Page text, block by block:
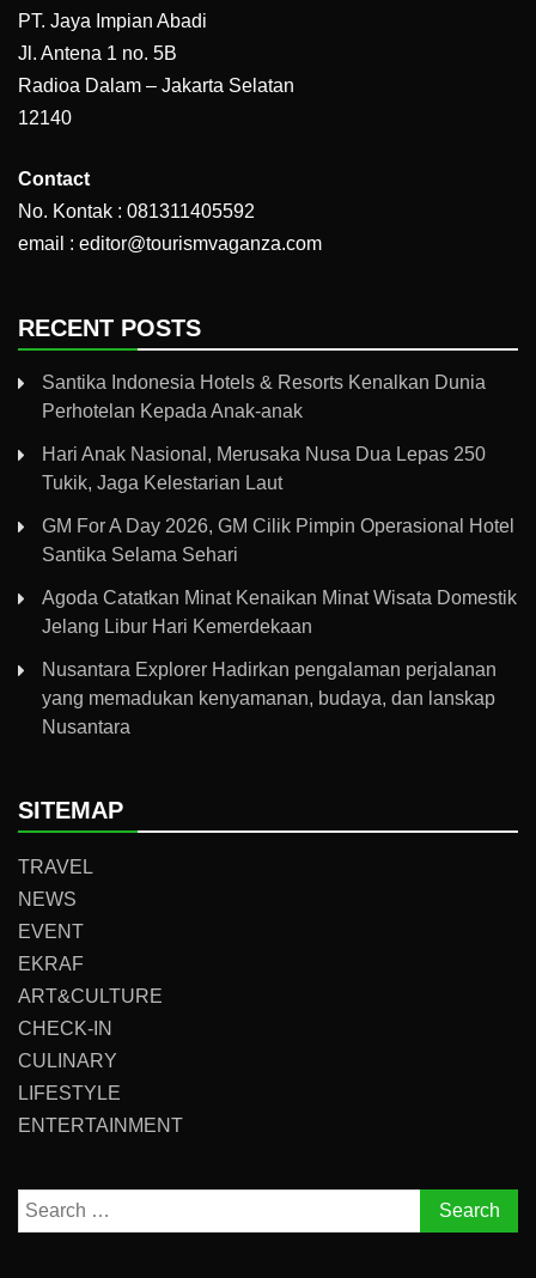
PT. Jaya Impian Abadi
Jl. Antena 1 no. 5B
Radioa Dalam – Jakarta Selatan
12140
Contact
No. Kontak : 081311405592
email : editor@tourismvaganza.com
RECENT POSTS
Santika Indonesia Hotels & Resorts Kenalkan Dunia
Perhotelan Kepada Anak-anak
Hari Anak Nasional, Merusaka Nusa Dua Lepas 250
Tukik, Jaga Kelestarian Laut
GM For A Day 2026, GM Cilik Pimpin Operasional Hotel
Santika Selama Sehari
Agoda Catatkan Minat Kenaikan Minat Wisata Domestik
Jelang Libur Hari Kemerdekaan
Nusantara Explorer Hadirkan pengalaman perjalanan
yang memadukan kenyamanan, budaya, dan lanskap
Nusantara
SITEMAP
TRAVEL
NEWS
EVENT
EKRAF
ART&CULTURE
CHECK-IN
CULINARY
LIFESTYLE
ENTERTAINMENT
Search
for: